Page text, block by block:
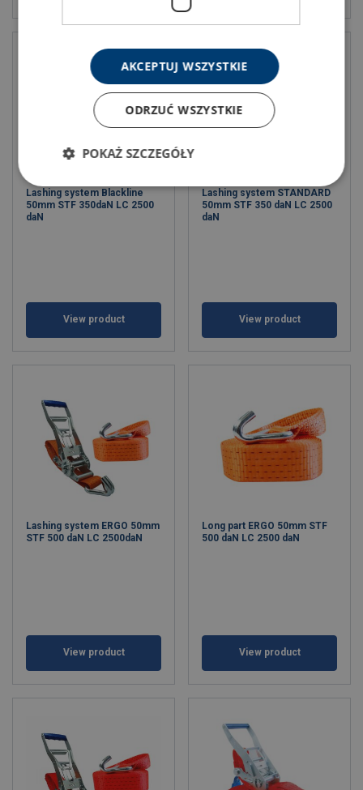
Lashing system Blackline
50mm STF 350daN LC 2500
daN
View product
Lashing system STANDARD
50mm STF 350 daN LC 2500
daN
View product
Lashing system ERGO 50mm
STF 500 daN LC 2500daN
View product
Long part ERGO 50mm STF
500 daN LC 2500 daN
View product
AKCEPTUJ WSZYSTKIE
ODRZUĆ WSZYSTKIE
POKAŻ SZCZEGÓŁY